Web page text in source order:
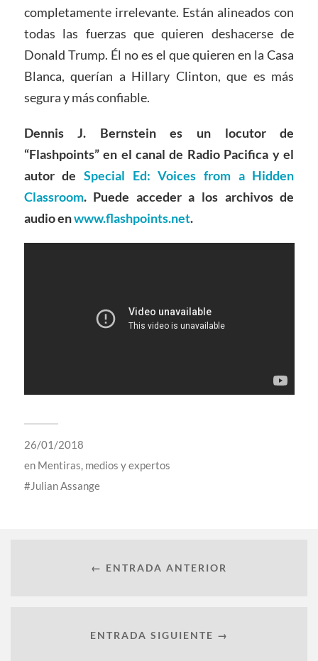
completamente irrelevante. Están alineados con
todas las fuerzas que quieren deshacerse de
Donald Trump. Él no es el que quieren en la Casa
Blanca, querían a Hillary Clinton, que es más
segura y más confiable.
Dennis J. Bernstein es un locutor de
“Flashpoints” en el canal de Radio Pacifica y el
autor de Special Ed: Voices from a Hidden
Classroom. Puede acceder a los archivos de
audio enwww.flashpoints.net.
26/01/2018
en Mentiras, medios y expertos
Julian Assange
← ENTRADA ANTERIOR
ENTRADA SIGUIENTE →